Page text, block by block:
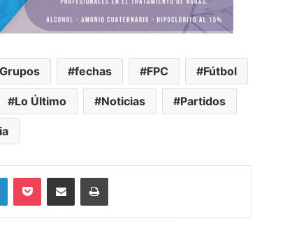
fechas FPC Fútbol
Lo Último Noticias Partidos